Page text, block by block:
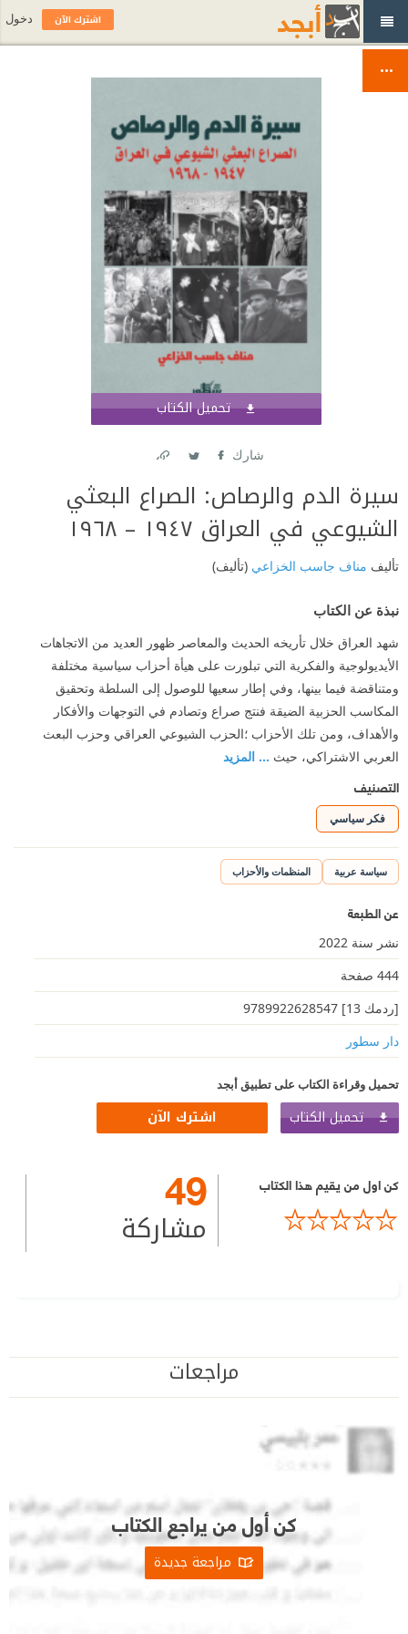
تحميل الكتاب
شارك
سيرة الدم والرصاص: الصراع البعثي
الشيوعي في العراق ١٩٤٧ – ١٩٦٨
تأليف مناف جاسب الخزاعي (تأليف)
نبذة عن الكتاب
شهد العراق خلال تأريخه الحديث والمعاصر ظهور العديد من الاتجاهات
الأيديولوجية والفكرية التي تبلورت على هيأة أحزاب سياسية مختلفة
ومتناقضة فيما بينها، وفي إطار سعيها للوصول إلى السلطة وتحقيق
المكاسب الحزبية الضيقة فنتج صراع وتصادم في التوجهات والأفكار
والأهداف، ومن تلك الأحزاب ؛الحزب الشيوعي العراقي وحزب البعث
العربي الاشتراكي، حيث ... المزيد
التصنيف
فكر سياسي
سياسة عربية المنظمات والأحزاب
عن الطبعة
نشر سنة 2022
444 صفحة
[ردمك 13] 9789922628547
دار سطور
تحميل وقراءة الكتاب على تطبيق أبجد
تحميل الكتاب اشترك الآن
كن اول من يقيم هذا الكتاب 49
مشاركة
مراجعات
كن أول من يراجع الكتاب
مراجعة جديدة
اشترك الآن دخول